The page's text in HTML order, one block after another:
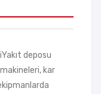
deposu
kar